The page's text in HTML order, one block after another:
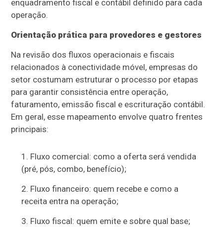
enquadramento fiscal e contábil definido para cada
operação.
Orientação prática para provedores e gestores
Na revisão dos fluxos operacionais e fiscais
relacionados à conectividade móvel, empresas do
setor costumam estruturar o processo por etapas
para garantir consistência entre operação,
faturamento, emissão fiscal e escrituração contábil.
Em geral, esse mapeamento envolve quatro frentes
principais:
Fluxo comercial: como a oferta será vendida
(pré, pós, combo, benefício);
Fluxo financeiro: quem recebe e como a
receita entra na operação;
Fluxo fiscal: quem emite e sobre qual base;